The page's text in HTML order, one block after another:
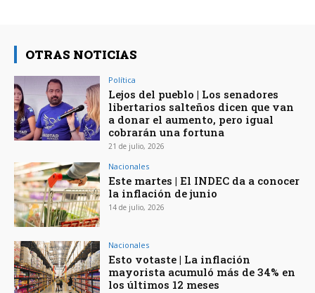
OTRAS NOTICIAS
Política
Lejos del pueblo | Los senadores
libertarios salteños dicen que van
a donar el aumento, pero igual
cobrarán una fortuna
21 de julio, 2026
Nacionales
Este martes | El INDEC da a conocer
la inflación de junio
14 de julio, 2026
Nacionales
Esto votaste | La inflación
mayorista acumuló más de 34% en
los últimos 12 meses